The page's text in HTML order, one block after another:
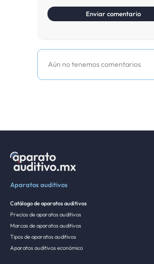
Aún no tenemos comentarios
Aparatos auditivos
Catálogo de aparatos auditivos
Precios de aparatos auditivos
Marcas de aparatos auditivos
Tipos de aparatos auditivos
Aparatos auditivos económico